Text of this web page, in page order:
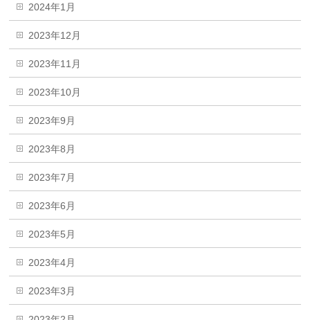
2024年1月
2023年12月
2023年11月
2023年10月
2023年9月
2023年8月
2023年7月
2023年6月
2023年5月
2023年4月
2023年3月